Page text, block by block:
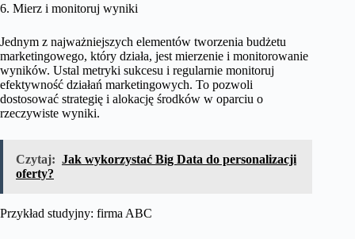
6. Mierz i monitoruj wyniki
Jednym z najważniejszych elementów tworzenia budżetu
marketingowego, który działa, jest mierzenie i monitorowanie
wyników. Ustal metryki sukcesu i regularnie monitoruj
efektywność działań marketingowych. To pozwoli
dostosować strategię i alokację środków w oparciu o
rzeczywiste wyniki.
Czytaj: Jak wykorzystać Big Data do personalizacji
oferty?
Przykład studyjny: firma ABC